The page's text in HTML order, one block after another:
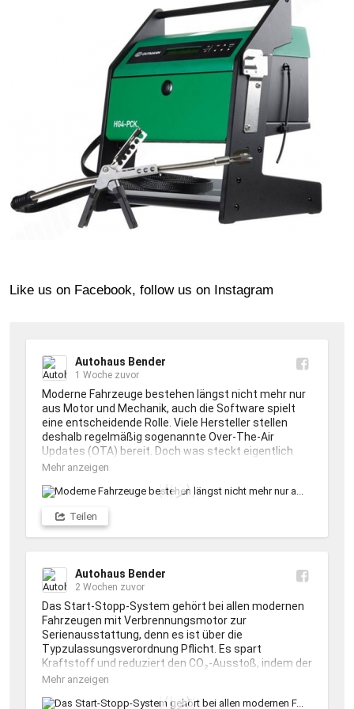
Like us on Facebook, follow us on Instagram
Autohaus Bender
1 Woche zuvor
Moderne Fahrzeuge bestehen längst nicht mehr nur
aus Motor und Mechanik, auch die Software spielt
eine entscheidende Rolle. Viele Hersteller stellen
deshalb regelmäßig sogenannte Over-The-Air
Updates (OTA) bereit. Doch was steckt eigentlich
dahinter?
Kann bei Eurem Auto ein Software-Update
nicht ohne Grund. Zum Beispiel können für
Infotainment und Navigation,
E-Autos und Hybriden), Sicherheitsfunktionen,
Fehlerbehebungen und Leistungsverbesserungen
wichtigen Aktualisierungen vorliegen. In seltenen
Fällen können sich Bedienung, Funktionen oder
Einstellungen ändern. Deshalb empfiehlt es sich, die
Update-Hinweise vor der Installation aufmerksam zu
lesen.
Vernachlässigt die Software Eures Fahrzeugs nicht.
Mehr anzeigen
Teilen
Autohaus Bender
2 Wochen zuvor
Das Start-Stopp-System gehört bei allen modernen
Fahrzeugen mit Verbrennungsmotor zur
Serienausstattung, denn es ist über die
Typzulassungsverordnung Pflicht. Es spart
Kraftstoff und reduziert den CO₂-Ausstoß, indem der
Motor an Ampeln oder im Stau automatisch
kritisch diskutiert. 🔎
Mehr anzeigen